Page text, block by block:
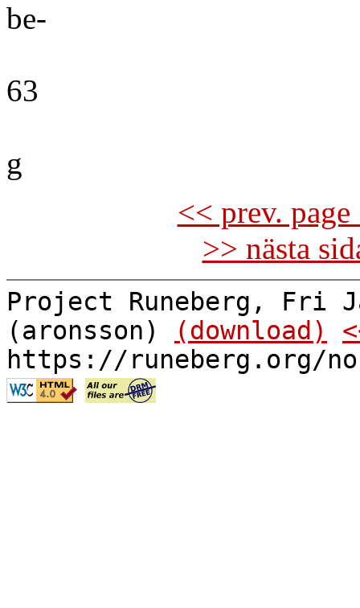
be-
63
g
<< prev.
>> nästa
Project Runeberg, Fri
(aronsson)
(download)
https://runeberg.org/